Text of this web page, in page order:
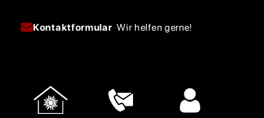
Kontaktformular-Wir helfen gerne!